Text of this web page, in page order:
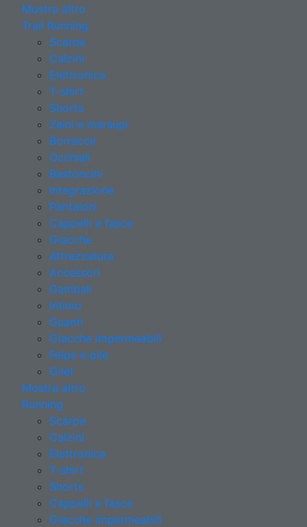
Mostra altro
Trail Running
Scarpe
Calzini
Elettronica
T-shirt
Shorts
Zaini e marsupi
Borracce
Occhiali
Bastoncini
Integrazione
Pantaloni
Cappelli e fasce
Giacche
Attrezzatura
Accessori
Gambali
Intimo
Guanti
Giacche impermeabili
Felpe e pile
Gilet
Mostra altro
Running
Scarpe
Calzini
Elettronica
T-shirt
Shorts
Cappelli e fasce
Giacche impermeabili